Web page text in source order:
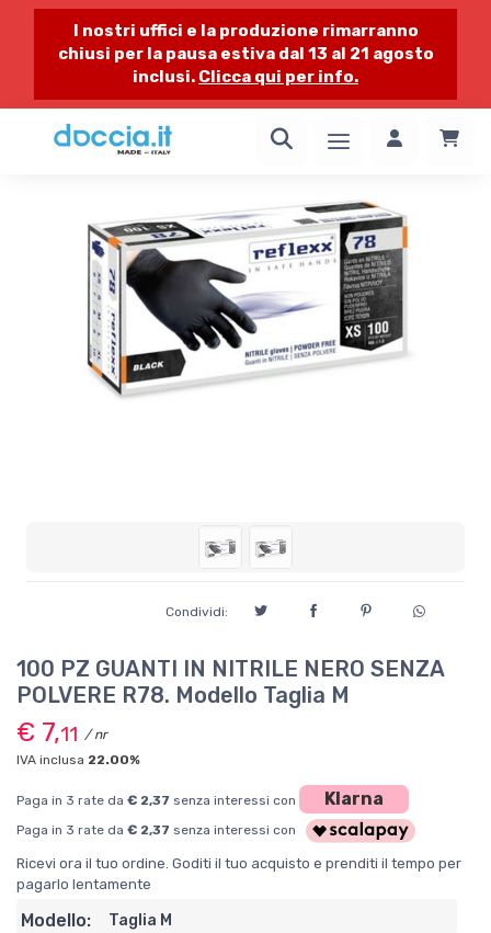
I nostri uffici e la produzione rimarranno
chiusi per la pausa estiva dal 13 al 21 agosto
inclusi. Clicca qui per info.
Condividi:
100 PZ GUANTI IN NITRILE NERO SENZA
POLVERE R78. Modello Taglia M
€ 7,11 / nr
IVA inclusa 22.00%
Paga in 3 rate da € 2,37 senza interessi con Klarna
Paga in 3 rate da € 2,37 senza interessi con
Ricevi ora il tuo ordine. Goditi il tuo acquisto e prenditi il tempo per
pagarlo lentamente
Modello: Taglia M